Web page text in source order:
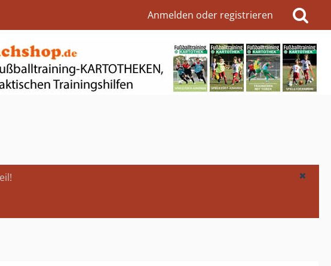
Anmelden oder registrieren